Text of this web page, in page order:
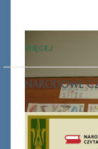
WIĘCEJ
NARODOWE